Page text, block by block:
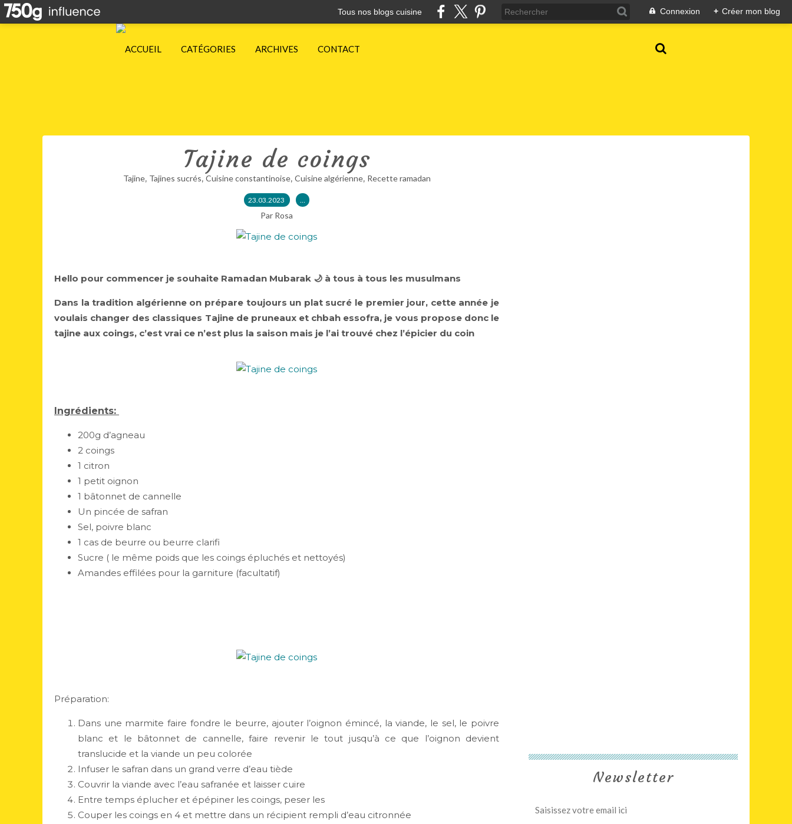
Tous nos blogs cuisine Connexion + Créer mon blog
ACCUEIL CATÉGORIES ARCHIVES CONTACT
Tajine de coings
Tajine, Tajines sucrés, Cuisine constantinoise, Cuisine algérienne, Recette ramadan
23.03.2023 …
Par Rosa
Hello pour commencer je souhaite Ramadan Mubarak 🌙 à tous à tous les musulmans
Dans la tradition algérienne on prépare toujours un plat sucré le premier jour, cette année je
voulais changer des classiques Tajine de pruneaux et chbah essofra, je vous propose donc le
tajine aux coings, c’est vrai ce n’est plus la saison mais je l’ai trouvé chez l’épicier du coin
Ingrédients:
200g d’agneau
2 coings
1 citron
1 petit oignon
1 bâtonnet de cannelle
Un pincée de safran
Sel, poivre blanc
1 cas de beurre ou beurre clarifi
Sucre ( le même poids que les coings épluchés et nettoyés)
Amandes effilées pour la garniture (facultatif)
Préparation:
Dans une marmite faire fondre le beurre, ajouter l’oignon émincé, la viande, le sel, le poivre
blanc et le bâtonnet de cannelle, faire revenir le tout jusqu’à ce que l’oignon devient
translucide et la viande un peu colorée
Infuser le safran dans un grand verre d’eau tiède
Couvrir la viande avec l’eau safranée et laisser cuire
Entre temps éplucher et épépiner les coings, peser les
Couper les coings en 4 et mettre dans un récipient rempli d’eau citronnée
Newsletter